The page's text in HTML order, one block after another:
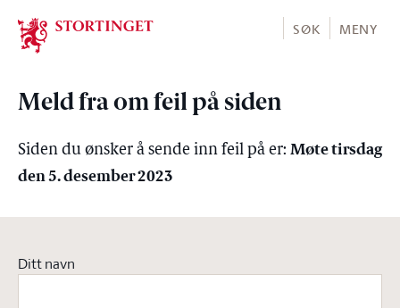
Stortinget.no
SØK MENY
Meld fra om feil på siden
Siden du ønsker å sende inn feil på er: Møte tirsdag
den 5. desember 2023
Ditt navn